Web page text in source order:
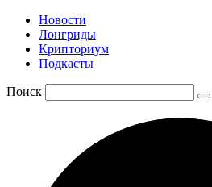
Новости
Лонгриды
Крипториум
Подкасты
Поиск